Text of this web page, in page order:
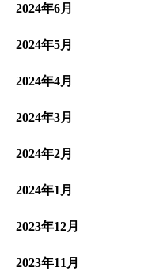
2024年6月
2024年5月
2024年4月
2024年3月
2024年2月
2024年1月
2023年12月
2023年11月